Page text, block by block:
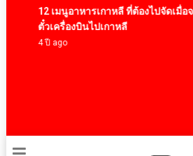
12 เมนูอาหารเกาหลี ที่ต้องไปจัดเมื่อจอง
ตั๋วเครื่องบินไปเกาหลี
4 ปี ago